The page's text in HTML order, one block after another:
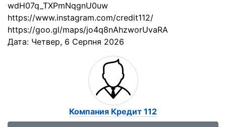
wdH07q_TXPmNqgnU0uw
https://www.instagram.com/credit112/
https://goo.gl/maps/jo4q8nAhzworUvaRA
Дата: Четвер, 6 Серпня 2026
Компания Кредит 112